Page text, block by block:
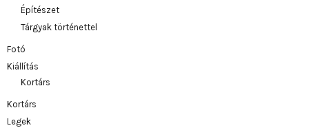
Építészet
Tárgyak történettel
Fotó
Kiállítás
Kortárs
Kortárs
Legek